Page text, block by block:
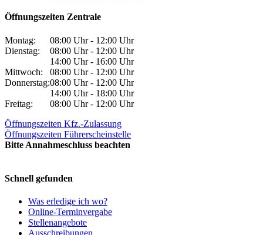
Öffnungszeiten Zentrale
Montag:
08:00 Uhr - 12:00 Uhr
Dienstag:
08:00 Uhr - 12:00 Uhr
14:00 Uhr - 16:00 Uhr
Mittwoch:
08:00 Uhr - 12:00 Uhr
Donnerstag:08:00 Uhr - 12:00 Uhr
14:00 Uhr - 18:00 Uhr
Freitag:
08:00 Uhr - 12:00 Uhr
Öffnungszeiten Kfz.-Zulassung
Öffnungszeiten Führerscheinstelle
Bitte Annahmeschluss beachten
Schnell gefunden
Was erledige ich wo?
Online-Terminvergabe
Stellenangebote